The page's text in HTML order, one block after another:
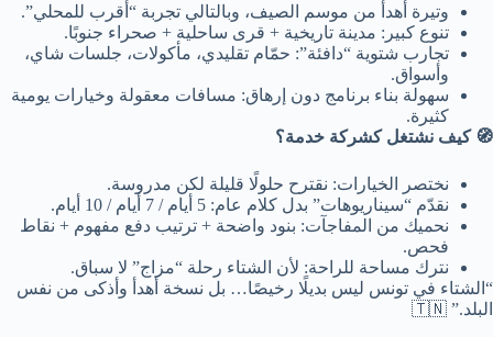
وتيرة أهدأ من موسم الصيف، وبالتالي تجربة “أقرب للمحلي”.
تنوع كبير: مدينة تاريخية + قرى ساحلية + صحراء جنوبًا.
تجارب شتوية “دافئة”: حمّام تقليدي، مأكولات، جلسات شاي،
وأسواق.
سهولة بناء برنامج دون إرهاق: مسافات معقولة وخيارات يومية
كثيرة.
🧭 كيف نشتغل كشركة خدمة؟
نختصر الخيارات: نقترح حلولًا قليلة لكن مدروسة.
نقدّم “سيناريوهات” بدل كلام عام: 5 أيام / 7 أيام / 10 أيام.
نحميك من المفاجآت: بنود واضحة + ترتيب دفع مفهوم + نقاط
فحص.
نترك مساحة للراحة: لأن الشتاء رحلة “مزاج” لا سباق.
“الشتاء في تونس ليس بديلًا رخيصًا… بل نسخة أهدأ وأذكى من نفس
البلد.” 🇹🇳